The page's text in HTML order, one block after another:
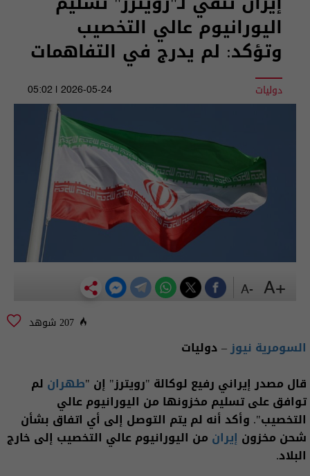
اليورانيوم عالي التخصيب
وتؤكد: لم يدرج في التفاهمات
دوليات 2026-05-24 | 05:02
207 شوهد
السومرية نيوز– دوليات
قال مصدر إيراني رفيع لوكالة "رويترز" إن "طهران لم
توافق على تسليم مخزونها من اليورانيوم عالي
التخصيب". وأكد أنه لم يتم التوصل إلى أي اتفاق بشأن
شحن مخزون إيران من اليورانيوم عالي التخصيب إلى خارج
البلاد.
+A
-A